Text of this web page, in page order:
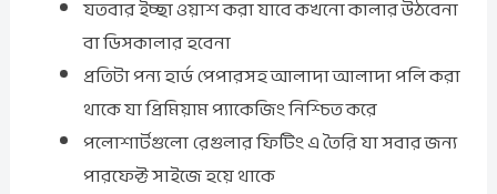
যতবার ইচ্ছা ওয়াশ করা যাবে কখনো কালার উঠবেনা
বা ডিসকালার হবেনা
প্রতিটা পন্য হার্ড পেপারসহ আলাদা আলাদা পলি করা
থাকে যা প্রিমিয়াম প্যাকেজিং নিশ্চিত করে
পলোশার্টগুলো রেগুলার ফিটিং এ তৈরি যা সবার জন্য
পারফেক্ট সাইজে হয়ে থাকে